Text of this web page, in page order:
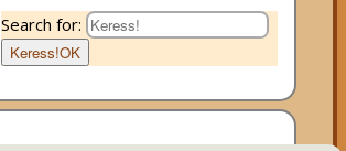
Search for:
Keress!OK